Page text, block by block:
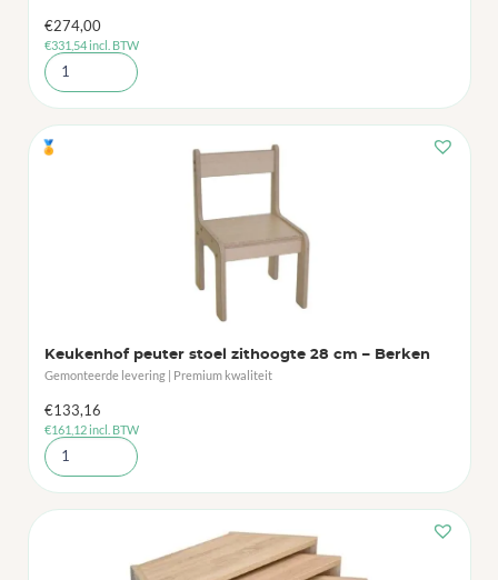
€274,00
€331,54incl. BTW
🏅
Keukenhof peuter stoel zithoogte 28 cm – Berken
Gemonteerde levering | Premium kwaliteit
€133,16
€161,12incl. BTW